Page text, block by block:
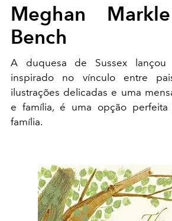
Meghan
Bench
A duquesa de Sussex lançou
inspirado no vínculo entre
ilustrações delicadas e uma
e família, é uma opção
família.